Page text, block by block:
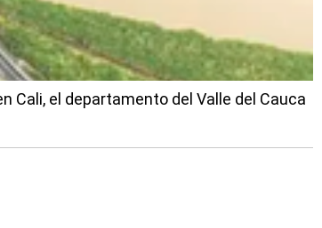
Cali, el departamento del Valle del Cauca